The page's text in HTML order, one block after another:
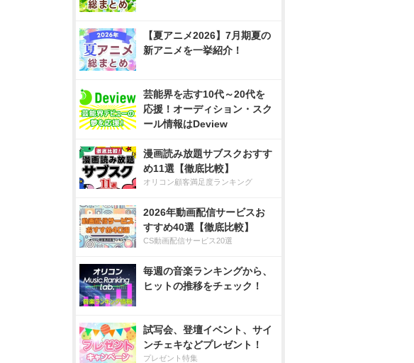
【夏アニメ2026】7月期夏の
新アニメを一挙紹介！
芸能界を志す10代～20代を
応援！オーディション・スク
ール情報はDeview
漫画読み放題サブスクおすす
め11選【徹底比較】
オリコン顧客満足度ランキング
2026年動画配信サービスお
すすめ40選【徹底比較】
CS動画配信サービス20選
毎週の音楽ランキングから、
ヒットの推移をチェック！
試写会、登壇イベント、サイ
ンチェキなどプレゼント！
プレゼント特集